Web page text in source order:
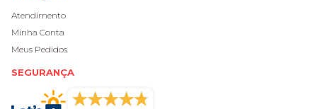
Atendimento
Minha Conta
Meus Pedidos
SEGURANÇA